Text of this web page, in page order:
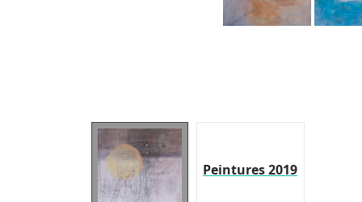
Peintures 2019